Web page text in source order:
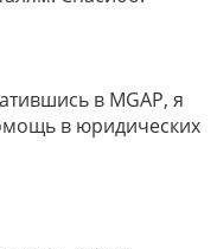
в MGAP, я
в юридических